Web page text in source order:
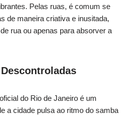
Pelas ruas, é comum se
de maneira criativa e inusitada,
rua ou apenas para absorver a
do Rio de Janeiro é um
a cidade pulsa ao ritmo do samba